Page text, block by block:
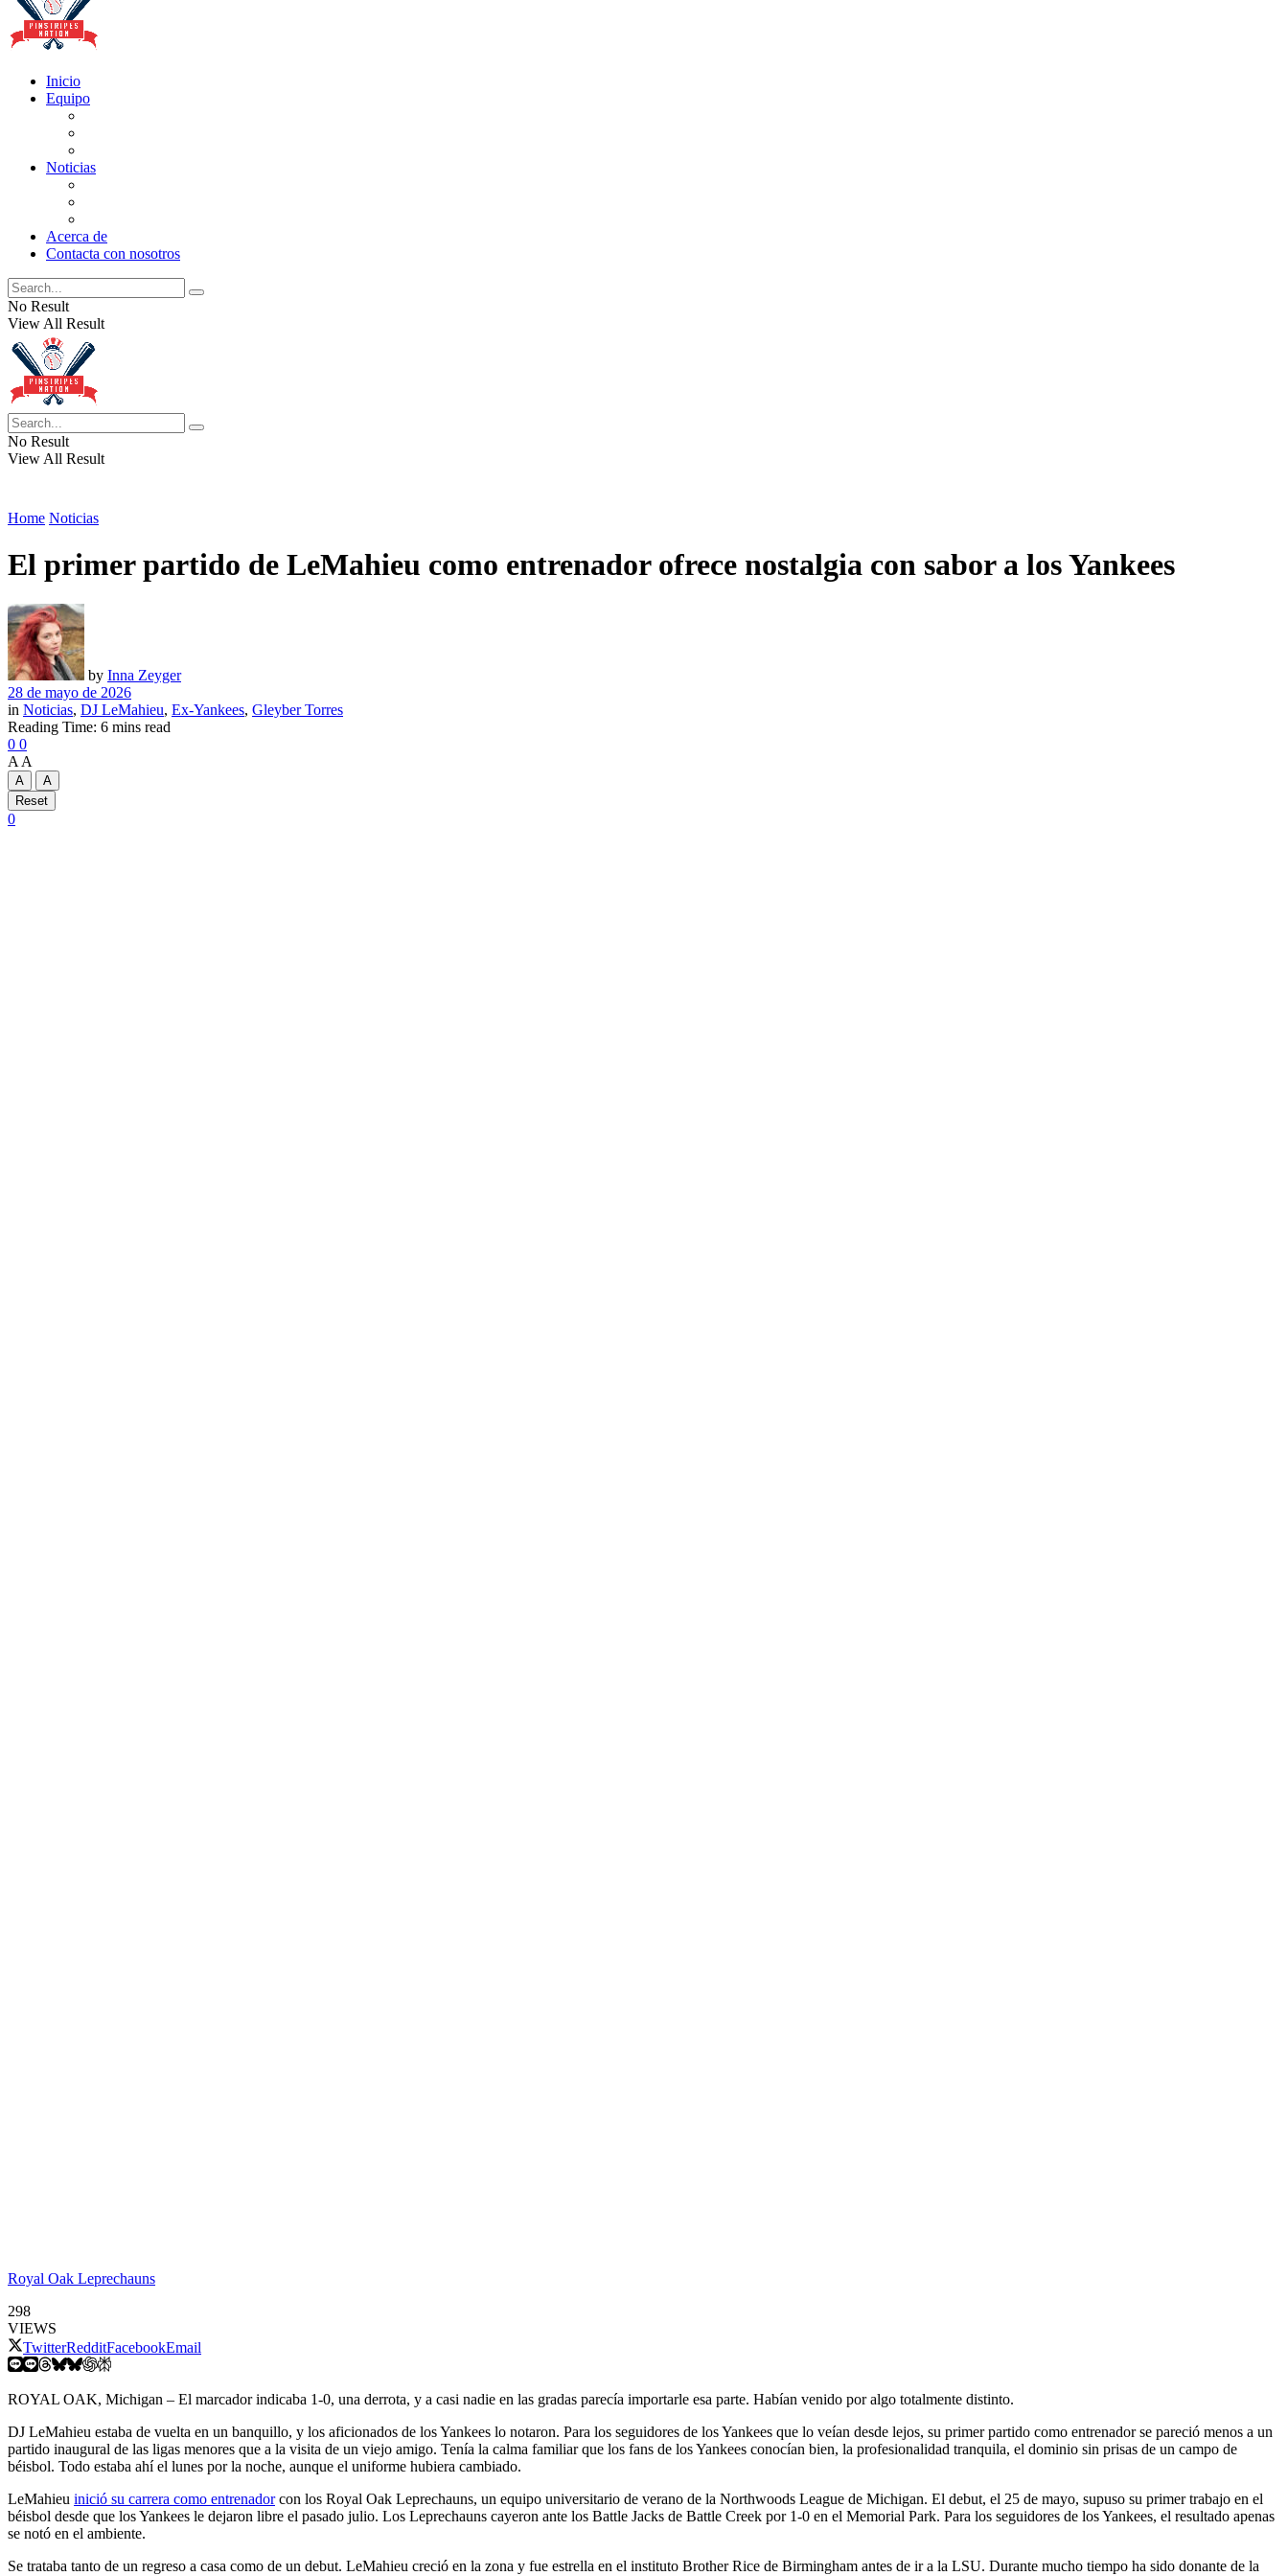
to
Inicio
Equipo
Noticias
Acerca de
Contacta con nosotros
No Result
View All Result
No Result
View All Result
Home Noticias
El primer partido de LeMahieu como entrenador ofrece nostalgia con sabor a los Yankees
by Inna Zeyger
28 de mayo de 2026
in Noticias, DJ LeMahieu, Ex-Yankees, Gleyber Torres
Reading Time: 6 mins read
0 0
A A
A
A
Reset
0
Royal Oak Leprechauns
298
VIEWS
TwitterRedditFacebookEmail
ROYAL OAK, Michigan – El marcador indicaba 1-0, una derrota, y a casi nadie en las gradas parecía importarle esa parte. Habían venido por algo totalmente distinto.
DJ LeMahieu estaba de vuelta en un banquillo, y los aficionados de los Yankees lo notaron. Para los seguidores de los Yankees que lo veían desde lejos, su primer partido como entrenador se pareció menos a un
partido inaugural de las ligas menores que a la visita de un viejo amigo. Tenía la calma familiar que los fans de los Yankees conocían bien, la profesionalidad tranquila, el dominio sin prisas de un campo de
béisbol. Todo estaba ahí el lunes por la noche, aunque el uniforme hubiera cambiado.
LeMahieu inició su carrera como entrenadorcon los Royal Oak Leprechauns, un equipo universitario de verano de la Northwoods League de Michigan. El debut, el 25 de mayo, supuso su primer trabajo en el
béisbol desde que los Yankees le dejaron libre el pasado julio. Los Leprechauns cayeron ante los Battle Jacks de Battle Creek por 1-0 en el Memorial Park. Para los seguidores de los Yankees, el resultado apenas
se notó en el ambiente.
Se trataba tanto de un regreso a casa como de un debut. LeMahieu creció en la zona y fue estrella en el instituto Brother Rice de Birmingham antes de ir a la LSU. Durante mucho tiempo ha sido donante de la